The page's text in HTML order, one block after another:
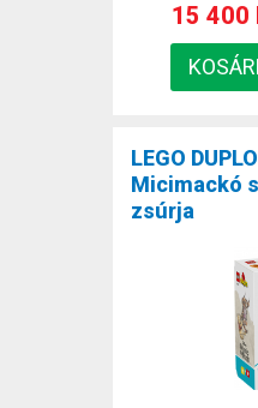
15 400
LEGO
Micimackó
zsúrja